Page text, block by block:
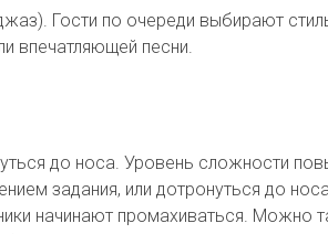
Гости по очереди выбирают
впечатляющей песни.
до носа. Уровень сложности
задания, или дотронуться до
начинают промахиваться. Можно